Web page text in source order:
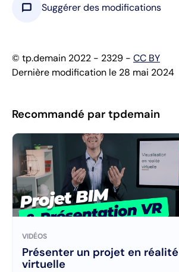
chat_bubble Suggérer des modifications
© tp.demain 2022 - 2329 - CC BY
Dernière modification le 28 mai 2024
Recommandé par tpdemain
VIDÉOS
Présenter un projet en réalité
virtuelle